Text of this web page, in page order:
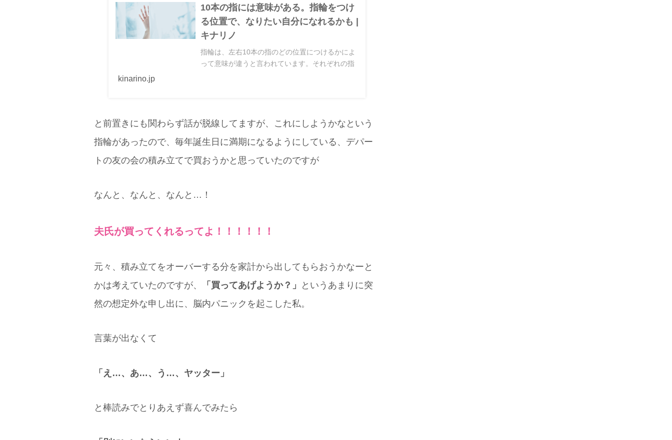
10本の指には意味がある。指輪をつけ
る位置で、なりたい自分になれるかも |
キナリノ
指輪は、左右10本の指のどの位置につけるかによ
って意味が違うと言われています。それぞれの指
kinarino.jp
と前置きにも関わらず話が脱線してますが、これにしようかなという
指輪があったので、毎年誕生日に満期になるようにしている、デパー
トの友の会の積み立てで買おうかと思っていたのですが
なんと、なんと、なんと…！
夫氏が買ってくれるってよ！！！！！！
元々、積み立てをオーバーする分を家計から出してもらおうかなーと
かは考えていたのですが、
「買ってあげようか？」
というあまりに突
然の想定外な申し出に、脳内パニックを起こした私。
言葉が出なくて
「え…、あ…、う…、ヤッター」
と棒読みでとりあえず喜んでみたら